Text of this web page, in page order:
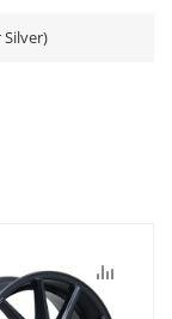
Silver)